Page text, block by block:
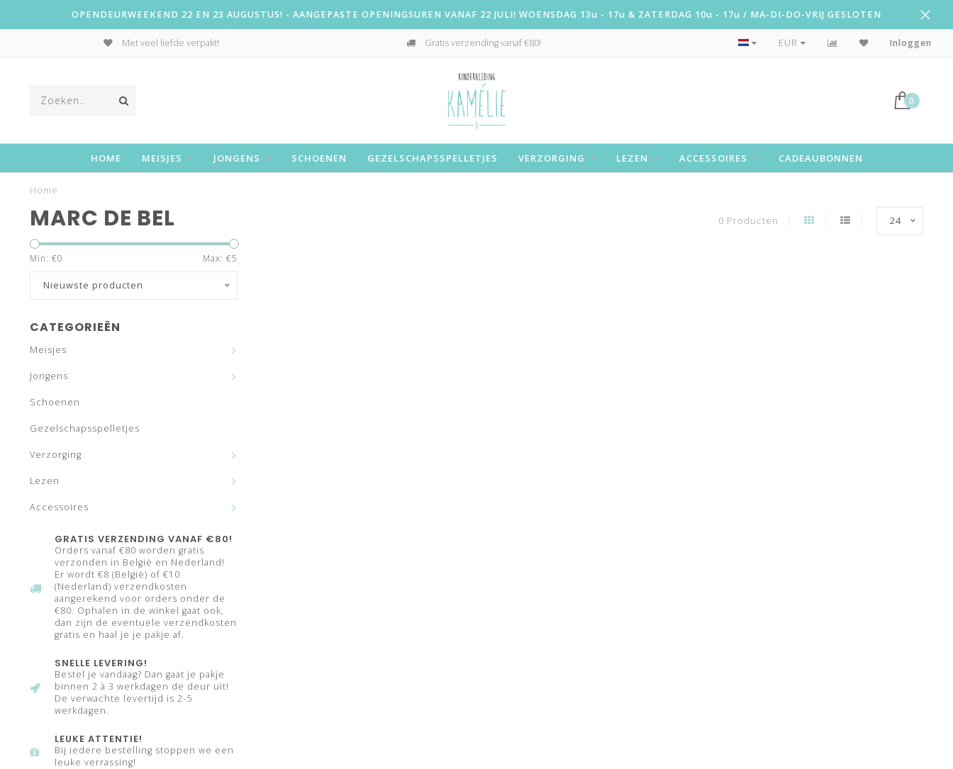
OPENDEURWEEKEND 22 EN 23 AUGUSTUS! - AANGEPASTE OPENINGSUREN VANAF 22 JULI! WOENSDAG 13u - 17u & ZATERDAG 10u - 17u / MA-DI-DO-VRIJ GESLOTEN
Met veel liefde verpakt! Gratis verzending vanaf €80! Snelle levering!
EUR Inloggen
0
HOME MEISJES JONGENS SCHOENEN GEZELSCHAPSSPELLETJES VERZORGING LEZEN ACCESSOIRES CADEAUBONNEN
Home
MARC DE BEL 0 Producten 24
Min: €0 Max: €5
Nieuwste producten
CATEGORIEËN
Meisjes
Jongens
Schoenen
Gezelschapsspelletjes
Verzorging
Lezen
Accessoires
GRATIS VERZENDING VANAF €80!
Orders vanaf €80 worden gratis
verzonden in België en Nederland!
Er wordt €8 (België) of €10
(Nederland) verzendkosten
aangerekend voor orders onder de
€80. Ophalen in de winkel gaat ook,
dan zijn de eventuele verzendkosten
gratis en haal je je pakje af.
SNELLE LEVERING!
Bestel je vandaag? Dan gaat je pakje
binnen 2 à 3 werkdagen de deur uit!
De verwachte levertijd is 2-5
werkdagen.
LEUKE ATTENTIE!
Bij iedere bestelling stoppen we een
leuke verrassing!